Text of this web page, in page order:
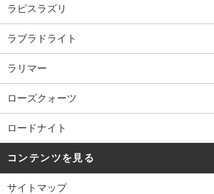
ラピスラズリ
ラブラドライト
ラリマー
ローズクォーツ
ロードナイト
コンテンツを見る
サイトマップ